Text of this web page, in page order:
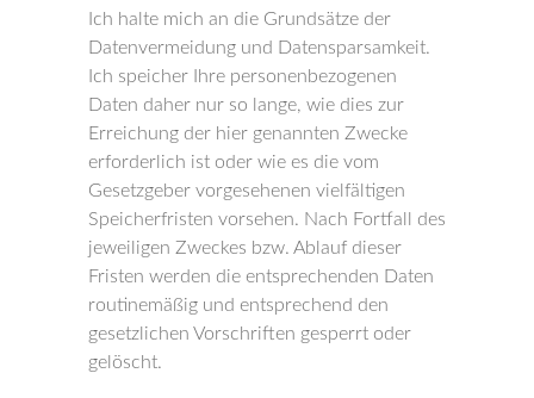
Ich halte mich an die Grundsätze der
Datenvermeidung und Datensparsamkeit.
Ich speicher Ihre personenbezogenen
Daten daher nur so lange, wie dies zur
Erreichung der hier genannten Zwecke
erforderlich ist oder wie es die vom
Gesetzgeber vorgesehenen vielfältigen
Speicherfristen vorsehen. Nach Fortfall des
jeweiligen Zweckes bzw. Ablauf dieser
Fristen werden die entsprechenden Daten
routinemäßig und entsprechend den
gesetzlichen Vorschriften gesperrt oder
gelöscht.